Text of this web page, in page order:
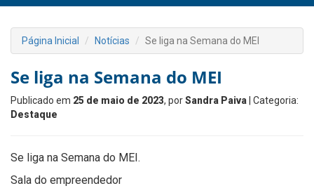
Página Inicial Notícias Se liga na Semana do MEI
Se liga na Semana do MEI
Publicado em 25 de maio de 2023, porSandra Paiva | Categoria:
Destaque
Se liga na Semana do MEI.
Sala do empreendedor